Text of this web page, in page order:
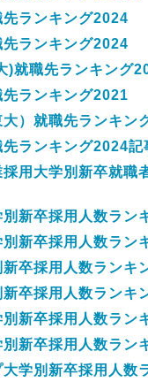
先ランキング2024
先ランキング2024
)就職先ランキング
ランキング2021
）就職先ランキン
ランキング2024記
用大学別新卒就職
別新卒採用人数ラン
別新卒採用人数ラン
新卒採用人数ランキ
新卒採用人数ランキ
別新卒採用人数ラン
別新卒採用人数ラン
学別新卒採用人数